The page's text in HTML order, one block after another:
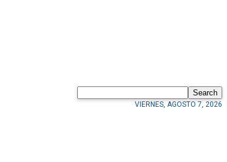
Search
VIERNES, AGOSTO 7, 2026